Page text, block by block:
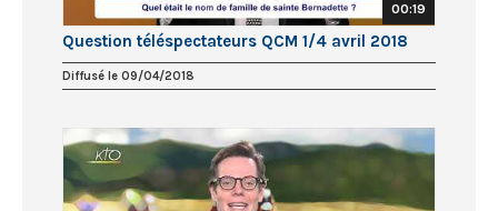
00:19
Question téléspectateurs QCM 1/4 avril 2018
Diffusé le 09/04/2018